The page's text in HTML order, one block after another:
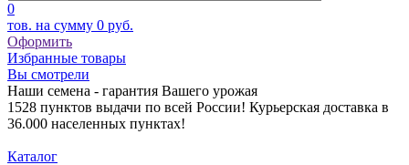
0
тов. на сумму 0 руб.
Оформить
Избранные товары
Вы смотрели
Наши семена - гарантия Вашего урожая
1528 пунктов выдачи по всей России! Курьерская доставка в
36.000 населенных пунктах!
Каталог